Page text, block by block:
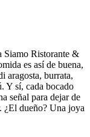
Siamo Ristorante &
es así de buena,
aragosta, burrata,
Y sí, cada bocado
señal para dejar de
¿El dueño? Una joya